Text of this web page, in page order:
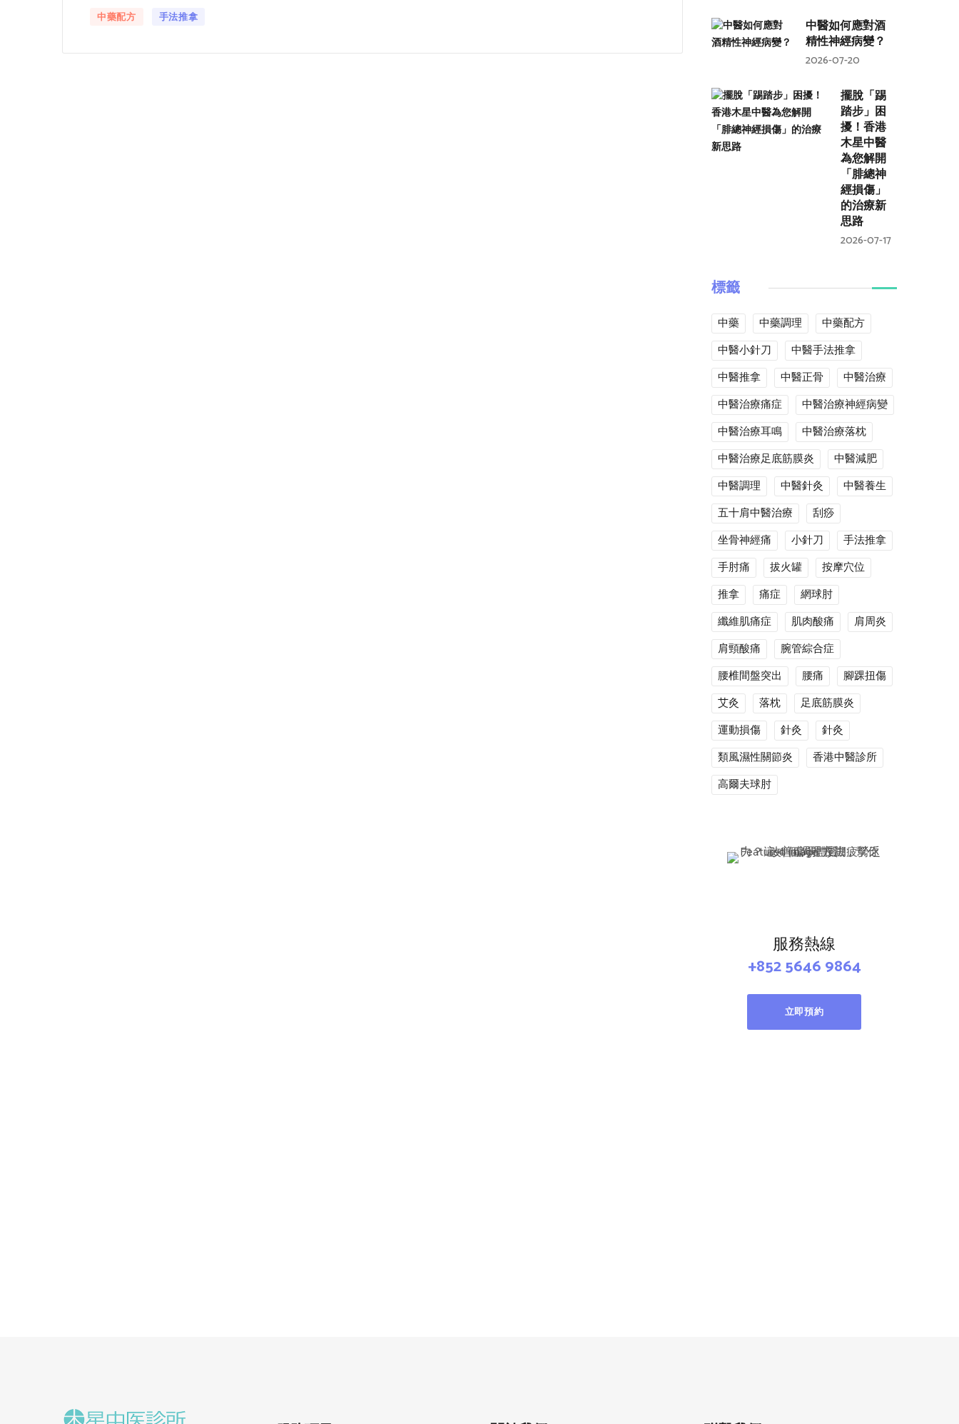
中藥配方 手法推拿
中醫如何應對酒
精性神經病變？
2026-07-20
擺脫「踢
踏步」困
擾！香港
木星中醫
為您解開
「腓總神
經損傷」
的治療新
思路
2026-07-17
標籤
中藥 中藥調理
中藥配方
中醫小針刀
中醫手法推拿
中醫推拿
中醫正骨
中醫治療
中醫治療痛症
中醫治療神經病變
中醫治療耳鳴
中醫治療落枕
中醫治療足底筋膜炎
中醫減肥
中醫調理
中醫針灸
中醫養生
五十肩中醫治療
刮痧
坐骨神經痛
小針刀
手法推拿
手肘痛
拔火罐
按摩穴位
推拿
痛症
網球肘
纖維肌痛症
肌肉酸痛
肩周炎
肩頸酸痛
腕管綜合症
腰椎間盤突出
腰痛
腳踝扭傷
艾灸
落枕
足底筋膜炎
運動損傷
針灸
針灸
類風濕性關節炎
香港中醫診所
高爾夫球肘
服務熱線
+852 5646 9864
立即預約